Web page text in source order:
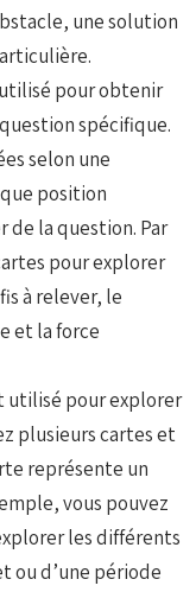
une solution
pour obtenir
spécifique.
selon une
position
de la question. Par
pour explorer
à relever, le
et la force
utilisé pour explorer
plusieurs cartes et
représente un
vous pouvez
les différents
ou d’une période